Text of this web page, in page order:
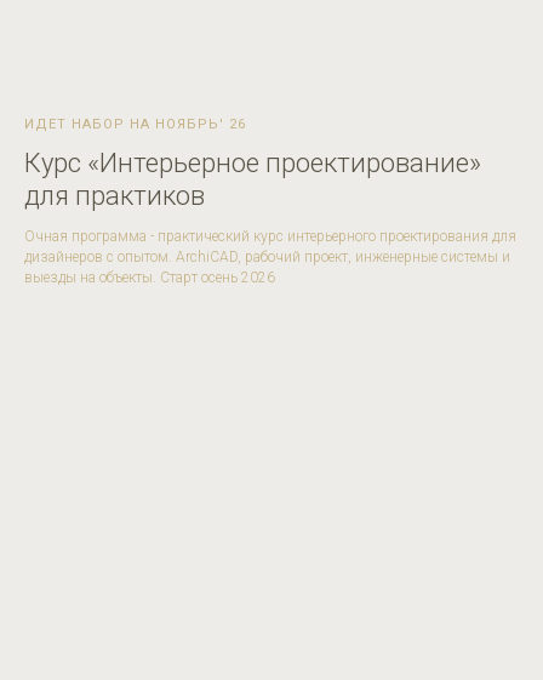
ИДЕТ НАБОР НА НОЯБРЬ' 26
Курс «Интерьерное проектирование»
для практиков
Очная программа - практический курс интерьерного проектирования для
дизайнеров с опытом. ArchiCAD, рабочий проект, инженерные системы и
выезды на объекты. Старт осень 2026